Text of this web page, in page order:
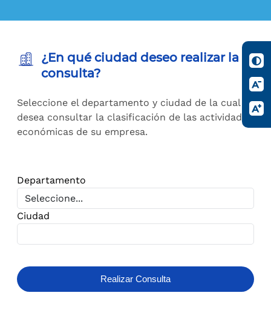
¿En qué ciudad deseo realizar la
consulta?
Seleccione el departamento y ciudad de la cual
desea consultar la clasificación de las actividades
económicas de su empresa.
Departamento
Ciudad